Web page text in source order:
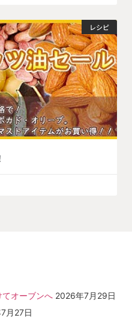
レシピ
てオーブンへ 2026年7月29日
月27日